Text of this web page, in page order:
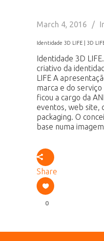
March 4, 2016
Identidade 3D LIFE | 3D
Identidade 3D
criativo da
LIFE A
marca e do serviço
ficou a cargo da
eventos, web site,
packaging. O
base numa
Share
0